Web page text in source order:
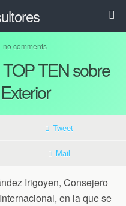
comments
TEN sobre
Tweet
Mail
Irigoyen, Consejero
en la que se